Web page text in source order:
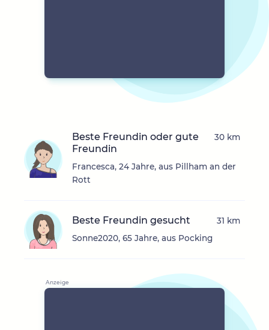
Beste Freundin oder gute
Freundin
Francesca, 24 Jahre, aus Pillham an der
Rott
30 km
Beste Freundin gesucht
Sonne2020, 65 Jahre, aus Pocking
31 km